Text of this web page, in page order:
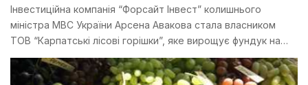
Інвестиційна компанія “Форсайт Інвест” колишнього
міністра МВС України Арсена Авакова стала власником
ТОВ “Карпатські лісові горішки”, яке вирощує фундук на…